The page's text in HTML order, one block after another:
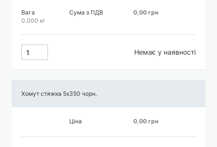
Вага
0.000 кг
Сума з ПДВ 0,00 грн
Немає у наявності
Хомут стяжка 5х350 чорн.
Ціна 0,00 грн